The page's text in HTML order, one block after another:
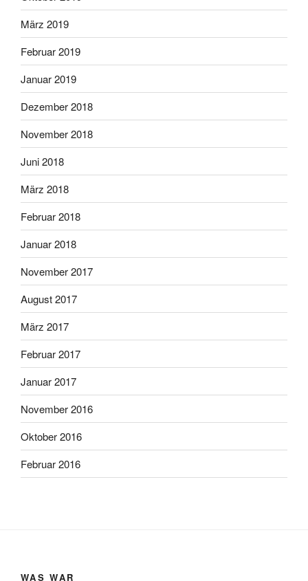
März 2019
Februar 2019
Januar 2019
Dezember 2018
November 2018
Juni 2018
März 2018
Februar 2018
Januar 2018
November 2017
August 2017
März 2017
Februar 2017
Januar 2017
November 2016
Oktober 2016
Februar 2016
WAS WAR